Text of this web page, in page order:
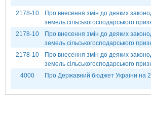
2178-10
Про внесення змін до деяких
земель сільськогосподарського
2178-10
Про внесення змін до деяких
земель сільськогосподарського
2178-10
Про внесення змін до деяких
земель сільськогосподарського
4000
Про Державний бюджет України на